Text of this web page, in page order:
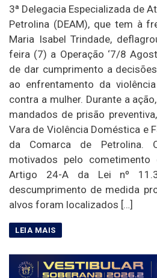
3ª Delegacia Especializada de
Petrolina (DEAM), que tem à
Maria Isabel Trindade,
feira (7) a Operação ‘7/8
de dar cumprimento a
ao enfrentamento da
contra a mulher. Durante a
mandados de prisão
Vara de Violência Doméstica e
da Comarca de Petrolina.
motivados pelo
Artigo 24-A da Lei nº
descumprimento de medida
alvos foram localizados […]